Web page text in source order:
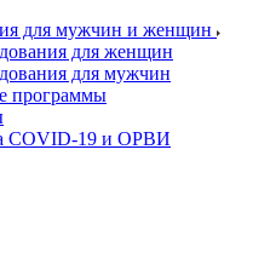
для мужчин и женщин
для женщин
для мужчин
программы
COVID-19 и ОРВИ